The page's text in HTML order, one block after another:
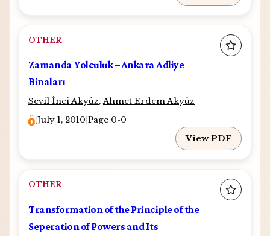
OTHER
Zamanda Yolculuk – Ankara Adliye
Binaları
Sevil İnci Akyüz,Ahmet Erdem Akyüz
|July 1, 2010 |Page 0-0
View PDF
OTHER
Transformation of the Principle of the
Seperation of Powers and Its